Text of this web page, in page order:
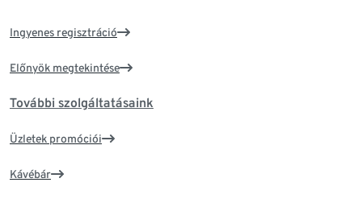
Ingyenes regisztráció
Előnyök megtekintése
További szolgáltatásaink
Üzletek promóciói
Kávébár